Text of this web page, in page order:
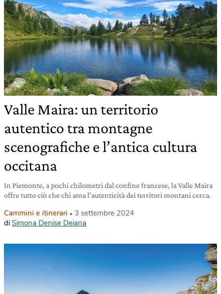
Valle Maira: un territorio
autentico tra montagne
scenografiche e l’antica cultura
occitana
In Piemonte, a pochi chilometri dal confine francese, la Valle Maira
offre tutto ciò che chi ama l’autenticità dei territori montani cerca.
Cammini e itinerari
3 settembre 2024
di Simona Denise Deiana